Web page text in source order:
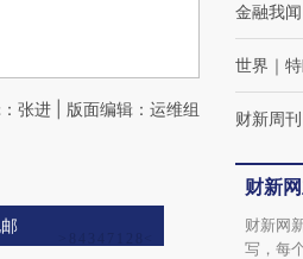
张进 | 版面编辑：运维组
金融我闻
世界 ｜
财新周刊
财新
财新网
写，每